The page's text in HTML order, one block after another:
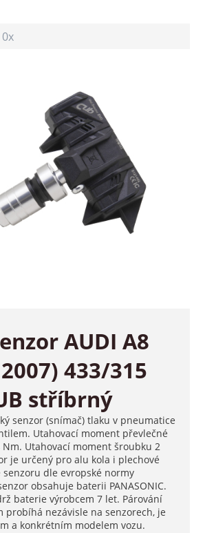
0x
AUDI A8
433/315
stříbrný
senzor (snímač) tlaku v pneumatice
Utahovací moment převlečné
Utahovací moment šroubku 2
je určený pro alu kola i plechové
senzoru dle evropské normy
obsahuje baterii PANASONIC.
baterie výrobcem 7 let. Párování
probíhá nezávisle na senzorech, je
a konkrétním modelem vozu.